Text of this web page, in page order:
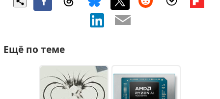
Ещё по теме